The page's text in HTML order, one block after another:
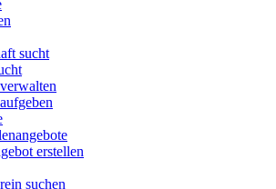
sucht
erstellen
suchen